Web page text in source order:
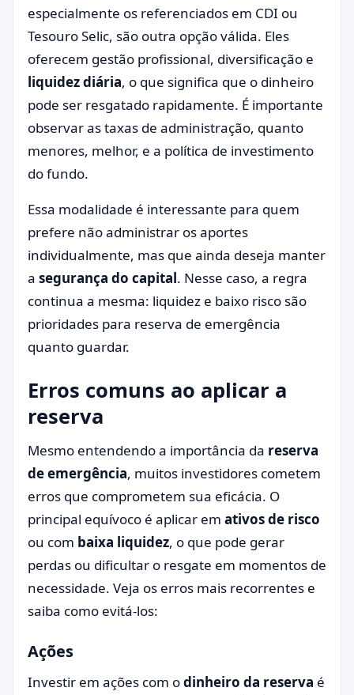
especialmente os referenciados em CDI ou
Tesouro Selic, são outra opção válida. Eles
oferecem gestão profissional, diversificação e
liquidez diária, o que significa que o dinheiro
pode ser resgatado rapidamente. É importante
observar as taxas de administração, quanto
menores, melhor, e a política de investimento
do fundo.
Essa modalidade é interessante para quem
prefere não administrar os aportes
individualmente, mas que ainda deseja manter
a segurança do capital. Nesse caso, a regra
continua a mesma: liquidez e baixo risco são
prioridades para reserva de emergência
quanto guardar.
Erros comuns ao aplicar a
reserva
Mesmo entendendo a importância da reserva
de emergência, muitos investidores cometem
erros que comprometem sua eficácia. O
principal equívoco é aplicar em ativos de risco
ou com baixa liquidez, o que pode gerar
perdas ou dificultar o resgate em momentos de
necessidade. Veja os erros mais recorrentes e
saiba como evitá-los:
Ações
Investir em ações com odinheiro da reserva é